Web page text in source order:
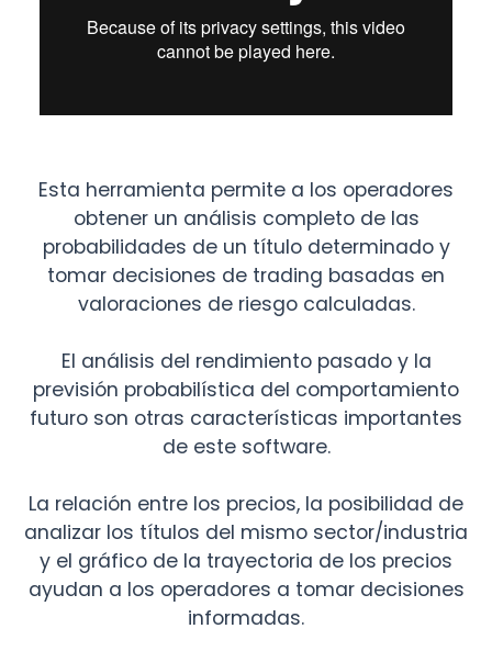
Esta herramienta permite a los operadores
obtener un análisis completo de las
probabilidades de un título determinado y
tomar decisiones de trading basadas en
valoraciones de riesgo calculadas.
El análisis del rendimiento pasado y la
previsión probabilística del comportamiento
futuro son otras características importantes
de este software.
La relación entre los precios, la posibilidad de
analizar los títulos del mismo sector/industria
y el gráfico de la trayectoria de los precios
ayudan a los operadores a tomar decisiones
informadas.